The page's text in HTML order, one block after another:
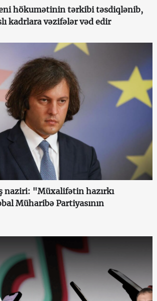
hökumətinin tərkibi təsdiqlənib,
kadrlara vəzifələr vəd edir
naziri: "Müxalifətin hazırkı
Müharibə Partiyasının